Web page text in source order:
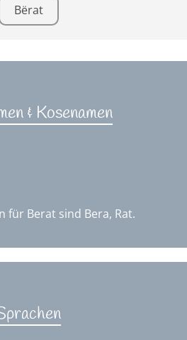
Bërat
& Kosenamen
für Berat sind Bera, Rat.